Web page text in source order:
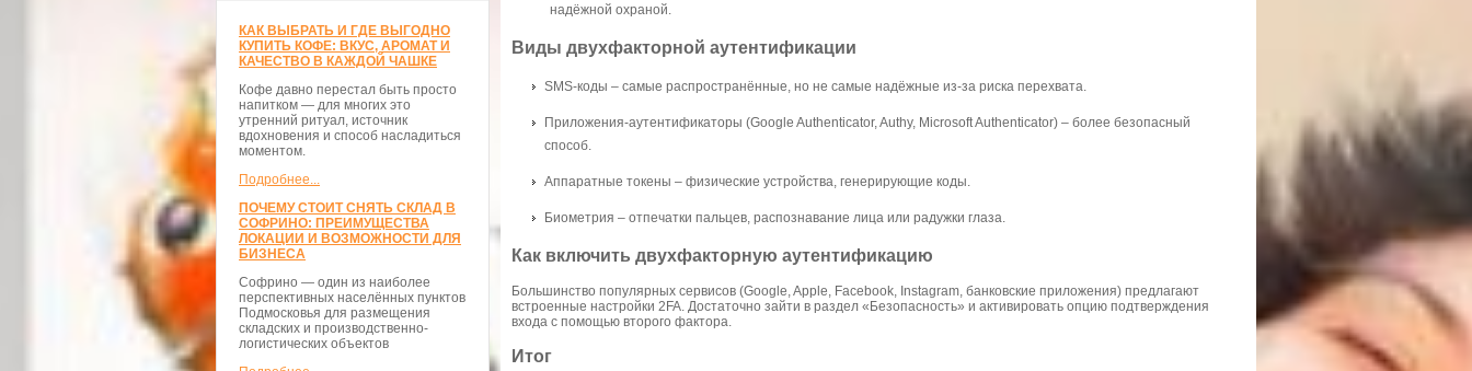
КАК ВЫБРАТЬ И ГДЕ ВЫГОДНО
КУПИТЬ КОФЕ: ВКУС, АРОМАТ И
КАЧЕСТВО В КАЖДОЙ ЧАШКЕ
Кофе давно перестал быть просто
напитком — для многих это
утренний ритуал, источник
вдохновения и способ насладиться
моментом.
Подробнее...
ПОЧЕМУ СТОИТ СНЯТЬ СКЛАД В
СОФРИНО: ПРЕИМУЩЕСТВА
ЛОКАЦИИ И ВОЗМОЖНОСТИ ДЛЯ
БИЗНЕСА
Софрино — один из наиболее
перспективных населённых пунктов
Подмосковья для размещения
складских и производственно-
логистических объектов
надёжной охраной.
Виды двухфакторной аутентификации
SMS-коды – самые распространённые, но не самые надёжные из-за риска перехвата.
Приложения-аутентификаторы (Google Authenticator, Authy, Microsoft Authenticator) – более безопасный
способ.
Аппаратные токены – физические устройства, генерирующие коды.
Биометрия – отпечатки пальцев, распознавание лица или радужки глаза.
Как включить двухфакторную аутентификацию
Большинство популярных сервисов (Google, Apple, Facebook, Instagram, банковские приложения) предлагают
встроенные настройки 2FA. Достаточно зайти в раздел «Безопасность» и активировать опцию подтверждения
входа с помощью второго фактора.
Итог